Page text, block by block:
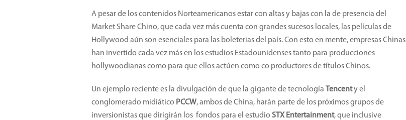
A pesar de los contenidos Norteamericanos estar con altas y bajas con la de presencia del
Market Share Chino, que cada vez más cuenta con grandes sucesos locales, las películas de
Hollywood aún son esenciales para las boleterias del país. Con esto en mente, empresas Chinas
han invertido cada vez más en los estudios Estadounidenses tanto para producciones
hollywoodianas como para que ellos actúen como co productores de títulos Chinos.
Un ejemplo reciente es la divulgación de que la gigante de tecnología Tencenty el
conglomerado midiático PCCW, ambos de China, harán parte de los próximos grupos de
inversionistas que dirigirán los fondos para el estudio STX Entertainment, que inclusive